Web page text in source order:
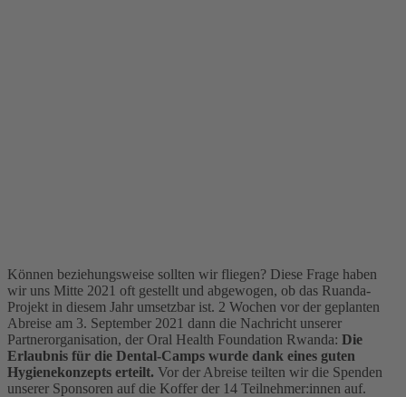
Können beziehungsweise sollten wir fliegen? Diese Frage haben
wir uns Mitte 2021 oft gestellt und abgewogen, ob das Ruanda-
Projekt in diesem Jahr umsetzbar ist. 2 Wochen vor der geplanten
Abreise am 3. September 2021 dann die Nachricht unserer
Partnerorganisation, der Oral Health Foundation Rwanda: Die
Erlaubnis für die Dental-Camps wurde dank eines guten
Hygienekonzepts erteilt. Vor der Abreise teilten wir die Spenden
unserer Sponsoren auf die Koffer der 14 Teilnehmer:innen auf.